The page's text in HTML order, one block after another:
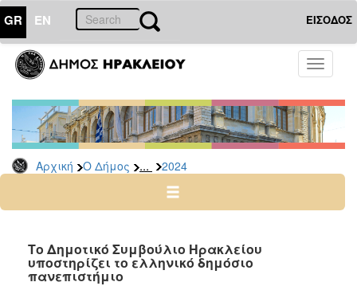
GR EN ΕΙΣΟΔΟΣ
Toggle
Αρχική Ο Δήμος ... 2024
ΔΗΜΟΣ
Δελτία
Τύπου
Αρχείο
2026
2024
2022
Tο Δημοτικό Συμβούλιο Ηρακλείου
υποστηρίζει το ελληνικό δημόσιο
πανεπιστήμιο